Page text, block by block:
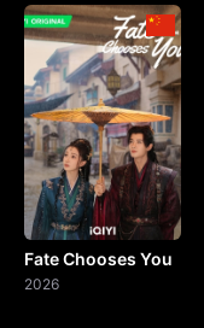
16. Bölüm
17. Bölüm
18. Bölüm
19. Bölüm
20. Bölüm
Fate Chooses You
2026